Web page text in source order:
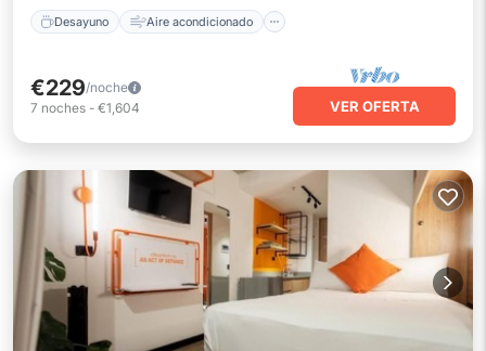
Desayuno Aire acondicionado
€229/noche
7 noches - €1,604 VER OFERTA